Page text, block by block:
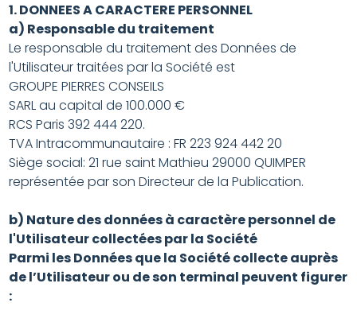
1. DONNEES A CARACTERE PERSONNEL
a) Responsable du traitement
Le responsable du traitement des Données de
l'Utilisateur traitées par la Société est
GROUPE PIERRES CONSEILS
SARL au capital de 100.000 €
RCS Paris 392 444 220.
TVA Intracommunautaire : FR 223 924 442 20
Siège social: 21 rue saint Mathieu 29000 QUIMPER
représentée par son Directeur de la Publication.
b) Nature des données à caractère personnel de
l'Utilisateur collectées par la Société
Parmi les Données que la Société collecte auprès
de l’Utilisateur ou de son terminal peuvent figurer
: